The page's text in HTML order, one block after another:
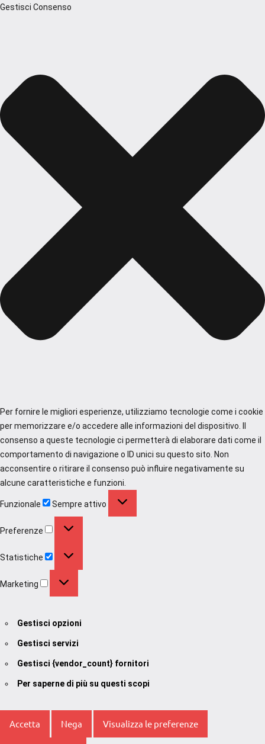
Gestisci Consenso
Per fornire le migliori esperienze, utilizziamo tecnologie come i cookie
per memorizzare e/o accedere alle informazioni del dispositivo. Il
consenso a queste tecnologie ci permetterà di elaborare dati come il
comportamento di navigazione o ID unici su questo sito. Non
acconsentire o ritirare il consenso può influire negativamente su
alcune caratteristiche e funzioni.
Funzionale Sempre attivo
Preferenze
Statistiche
Marketing
Gestisci opzioni
Gestisci servizi
Gestisci {vendor_count} fornitori
Per saperne di più su questi scopi
Accetta Nega Visualizza le preferenze